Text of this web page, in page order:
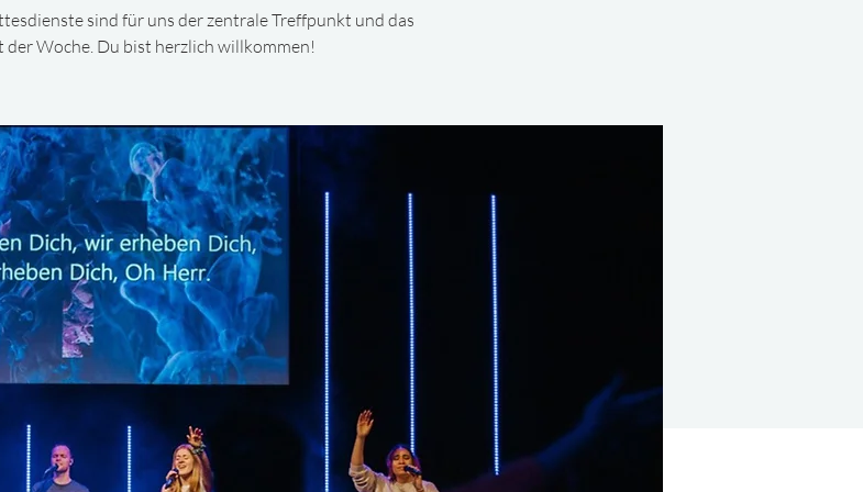
sind für uns der zentrale Treffpunkt und das
der Woche. Du bist herzlich willkommen!